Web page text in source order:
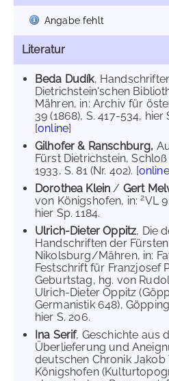
Angabe fehlt
Literatur
Beda Dudík,
Dietrichstein'schen
Mähren, in: Archiv für
39 (1868), S. 417-534, hier
[online]
Gilhofer & Ranschburg,
Fürst Dietrichstein,
1933, S. 81 (Nr. 402). [online
Dorothea Klein / Gert
von Königshofen, in:2VL 9
hier Sp. 1184.
Ulrich-Dieter Oppitz, Die
Handschriften der
Nikolsburg/Mähren, in:
Festschrift für Franzjosef
Geburtstag, hg. von
Ulrich-Dieter Oppitz
Germanistik 648),
hier S. 206.
Ina Serif, Geschichte aus
Überlieferung und
deutschen Chronik
Königshofen